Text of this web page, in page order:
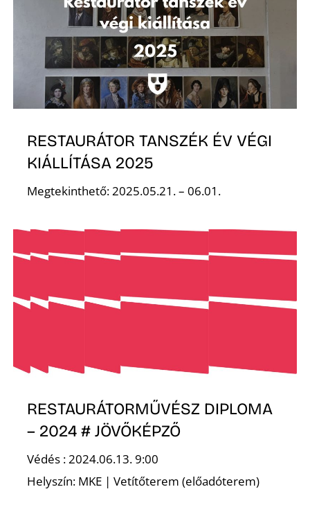
RESTAURÁTOR TANSZÉK ÉV VÉGI
KIÁLLÍTÁSA 2025
Megtekinthető: 2025.05.21. – 06.01.
RESTAURÁTORMŰVÉSZ DIPLOMA
– 2024 # JÖVŐKÉPZŐ
Védés : 2024.06.13. 9:00
Helyszín: MKE | Vetítőterem (előadóterem)